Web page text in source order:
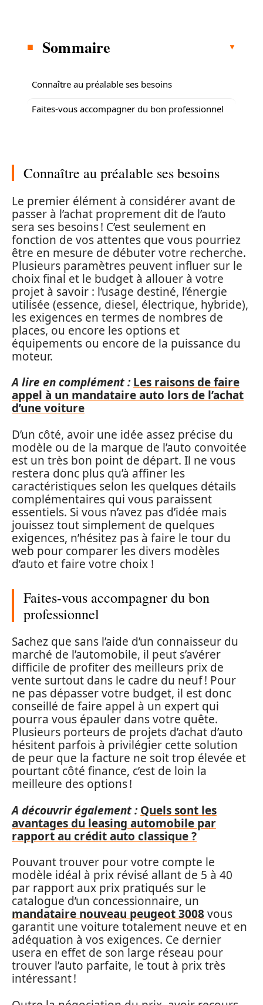
Sommaire
Connaître au préalable ses besoins
Faites-vous accompagner du bon professionnel
Connaître au préalable ses besoins
Le premier élément à considérer avant de
passer à l’achat proprement dit de l’auto
sera ses besoins ! C’est seulement en
fonction de vos attentes que vous pourriez
être en mesure de débuter votre recherche.
Plusieurs paramètres peuvent influer sur le
choix final et le budget à allouer à votre
projet à savoir : l’usage destiné, l’énergie
utilisée (essence, diesel, électrique, hybride),
les exigences en termes de nombres de
places, ou encore les options et
équipements ou encore de la puissance du
moteur.
A lire en complément : Les raisons de faire
appel à un mandataire auto lors de l’achat
d’une voiture
D’un côté, avoir une idée assez précise du
modèle ou de la marque de l’auto convoitée
est un très bon point de départ. Il ne vous
restera donc plus qu’à affiner les
caractéristiques selon les quelques détails
complémentaires qui vous paraissent
essentiels. Si vous n’avez pas d’idée mais
jouissez tout simplement de quelques
exigences, n’hésitez pas à faire le tour du
web pour comparer les divers modèles
d’auto et faire votre choix !
Faites-vous accompagner du bon
professionnel
Sachez que sans l’aide d’un connaisseur du
marché de l’automobile, il peut s’avérer
difficile de profiter des meilleurs prix de
vente surtout dans le cadre du neuf ! Pour
ne pas dépasser votre budget, il est donc
conseillé de faire appel à un expert qui
pourra vous épauler dans votre quête.
Plusieurs porteurs de projets d’achat d’auto
hésitent parfois à privilégier cette solution
de peur que la facture ne soit trop élevée et
pourtant côté finance, c’est de loin la
meilleure des options !
A découvrir également : Quels sont les
avantages du leasing automobile par
rapport au crédit auto classique ?
Pouvant trouver pour votre compte le
modèle idéal à prix révisé allant de 5 à 40
par rapport aux prix pratiqués sur le
catalogue d’un concessionnaire, un
mandataire nouveau peugeot 3008vous
garantit une voiture totalement neuve et en
adéquation à vos exigences. Ce dernier
usera en effet de son large réseau pour
trouver l’auto parfaite, le tout à prix très
intéressant !